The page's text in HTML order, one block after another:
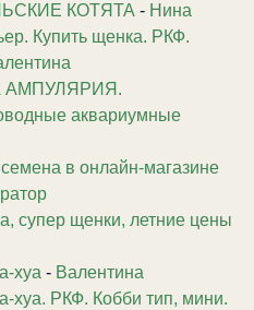
КОТЯТА - Нина
Купить щенка. РКФ.
АМПУЛЯРИЯ.
аквариумные
в онлайн-магазине
супер щенки, летние цены
хуа - Валентина
хуа. РКФ. Кобби тип, мини.